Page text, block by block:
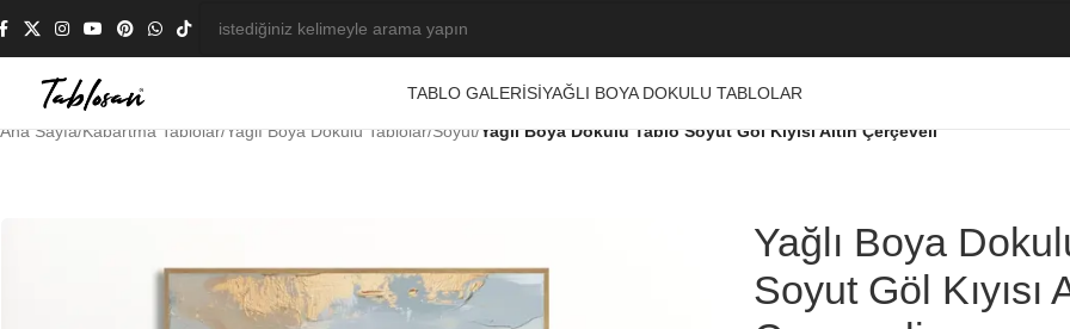
TABLO GALERISIYAĞLI BOYA DOKULU TABLOLAR
Ana Sayfa/Kabartma Tablolar/ Yağlı Boya Dokulu Tablolar/Soyut/Yağlı Boya Dokulu Tablo Soyut Göl Kıyısı Altın Çerçeveli
Yağlı Boya
Soyut Göl Kıyısı